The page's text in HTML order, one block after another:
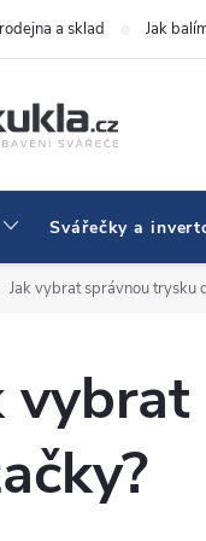
a sklad Jak
Svářečky a
Jak vybrat správnou trysku